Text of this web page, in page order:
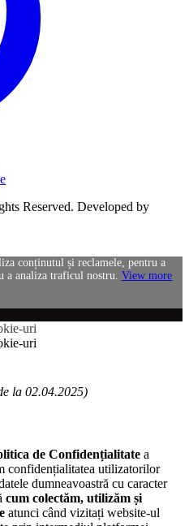
Reserved. Developed by
conținutul și reclamele, pentru a
a analiza traficul nostru. View more
uri
uri
la 02.04.2025)
de Confidențialitate a
confidențialitatea utilizatorilor
dumneavoastră cu caracter
cum colectăm, utilizăm și
atunci când vizitați website-ul